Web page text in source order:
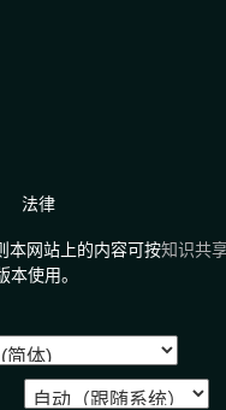
法律
本网站上的内容可按知识共
本使用。